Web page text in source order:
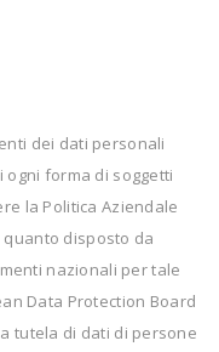
dei dati personali
forma di soggetti
la Politica Aziendale
quanto disposto da
nazionali per tale
Data Protection Board
tutela di dati di persone